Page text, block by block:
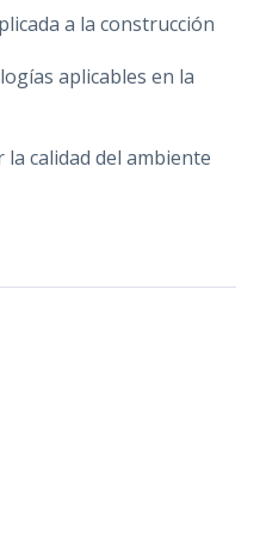
a la construcción
aplicables en la
calidad del ambiente